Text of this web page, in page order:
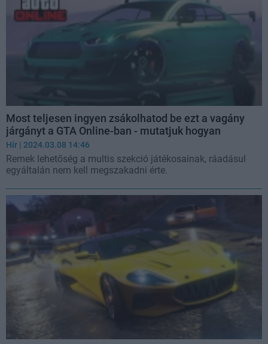
Most teljesen ingyen zsákolhatod be ezt a vagány
járgányt a GTA Online-ban - mutatjuk hogyan
Hír | 2024.03.08 14:46
Remek lehetőség a multis szekció játékosainak, ráadásul
egyáltalán nem kell megszakadni érte.